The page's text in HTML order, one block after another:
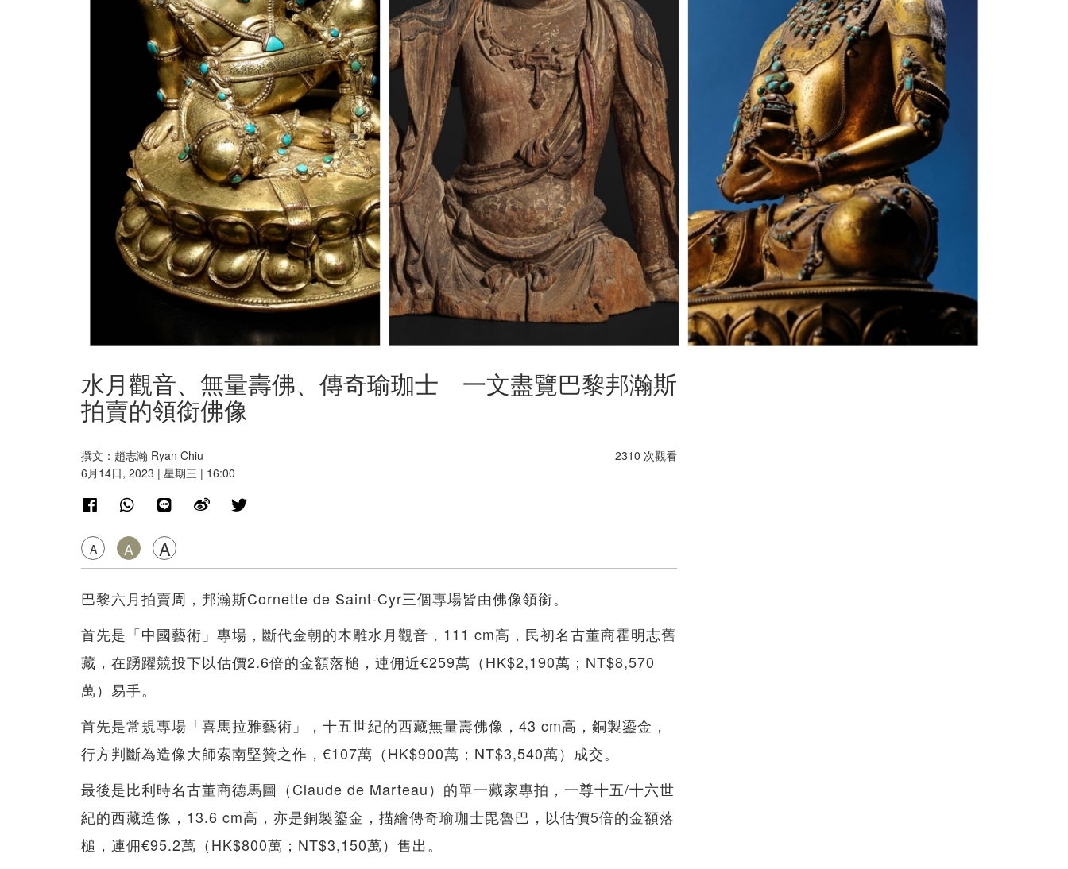
水月觀音、無量壽佛、傳奇瑜珈士 一文盡覽巴黎邦瀚斯
拍賣的領銜佛像
撰文：趙志瀚 Ryan Chiu
6月14日, 2023 | 星期三 | 16:00
A A A
2310 次觀看
巴黎六月拍賣周，邦瀚斯Cornette de Saint-Cyr三個專場皆由佛像領銜。
首先是「中國藝術」專場，斷代金朝的木雕水月觀音，111 cm高，民初名古董商霍明志舊
藏，在踴躍競投下以估價2.6倍的金額落槌，連佣近€259萬（HK$2,190萬；NT$8,570
萬）易手。
首先是常規專場「喜馬拉雅藝術」，十五世紀的西藏無量壽佛像，43 cm高，銅製鎏金，
行方判斷為造像大師索南堅贊之作，€107萬（HK$900萬；NT$3,540萬）成交。
最後是比利時名古董商德馬圖（Claude de Marteau）的單一藏家專拍，一尊十五/十六世
紀的西藏造像，13.6 cm高，亦是銅製鎏金，描繪傳奇瑜珈士毘魯巴，以估價5倍的金額落
槌，連佣€95.2萬（HK$800萬；NT$3,150萬）售出。